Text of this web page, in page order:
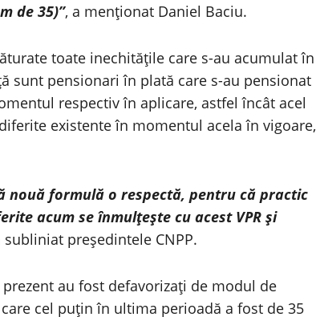
de 35)”, a menţionat Daniel Baciu.
toate inechităţile care s-au acumulat în
sunt pensionari în plată care s-au pensionat
respectiv în aplicare, astfel încât acel
existente în momentul acela în vigoare,
nouă formulă o respectă, pentru că practic
acum se înmulţeşte cu acest VPR şi
subliniat preşedintele CNPP.
au fost defavorizaţi de modul de
cel puţin în ultima perioadă a fost de 35